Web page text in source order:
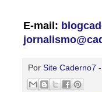
E-mail:
Por Site Caderno7 -